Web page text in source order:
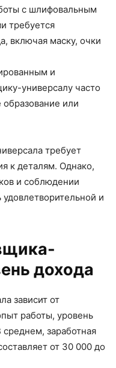
с шлифовальным
требуется
включая маску, очки
и
универсалу часто
или
требует
к деталям. Однако,
и соблюдении
и
дохода
зависит от
работы, уровень
заработная
от 30 000 до